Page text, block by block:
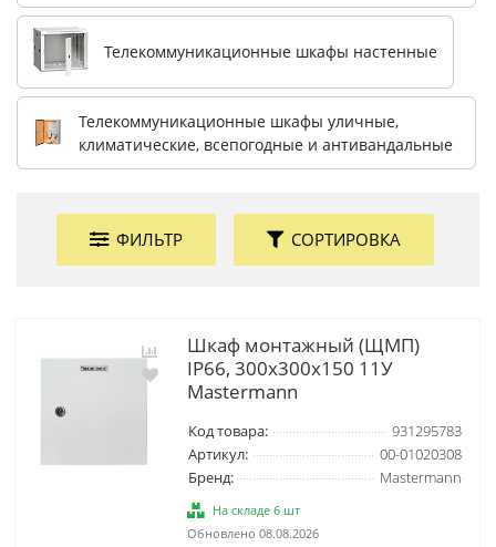
Телекоммуникационные шкафы настенные
Телекоммуникационные шкафы уличные,
климатические, всепогодные и антивандальные
ФИЛЬТР СОРТИРОВКА
Шкаф монтажный (ЩМП)
IP66, 300x300x150 11У
Mastermann
Код товара:
931295783
Артикул:
00-01020308
Бренд:
Mastermann
На складе 6 шт
Обновлено 08.08.2026